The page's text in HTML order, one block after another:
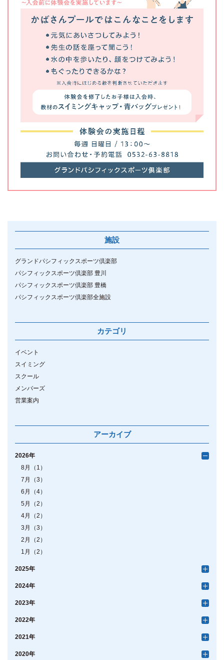
施設
グランドパシフィックスポーツ倶楽部
パシフィックスポーツ倶楽部 豊川
パシフィックスポーツ倶楽部 豊橋
パシフィックスポーツ倶楽部全施設
カテゴリ
イベント
スイミング
スクール
メンバーズ
営業案内
アーカイブ
2026年
8月（1）
7月（3）
6月（4）
5月（2）
4月（2）
3月（3）
2月（2）
1月（2）
2025年
2024年
2023年
2022年
2021年
2020年